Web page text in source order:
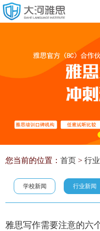
您当前的位置：首页 >行
学校新闻 行业新闻
雅思写作需要注意的六